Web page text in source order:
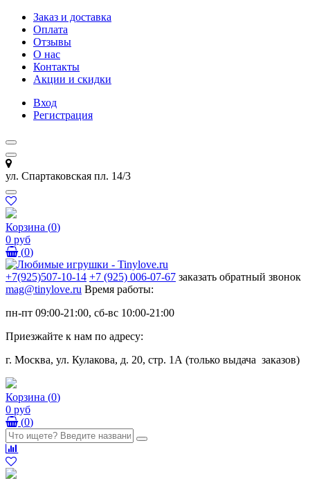
Заказ и доставка
Оплата
Отзывы
О нас
Контакты
Акции и скидки
Вход
Регистрация
ул. Спартаковская пл. 14/3
Корзина (0)
0 руб
(0)
+7(925)507-10-14 +7 (925) 006-07-67 заказать обратный звонок
mag@tinylove.ru Время работы:
пн-пт 09:00-21:00, сб-вс 10:00-21:00
Приезжайте к нам по адресу:
г. Москва, ул. Кулакова, д. 20, стр. 1А (только выдача заказов)
Корзина (0)
0 руб
(0)